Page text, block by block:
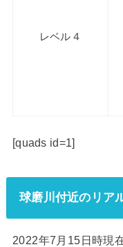
レベル４
[quads id=1]
球磨川付近のリア
2022年7月15日時現